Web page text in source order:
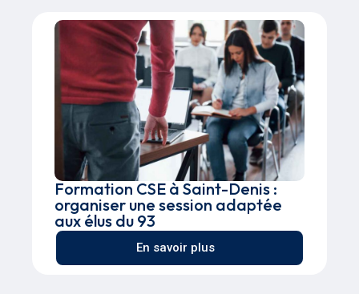
Formation CSE à Saint-Denis :
organiser une session adaptée
aux élus du 93
En savoir plus